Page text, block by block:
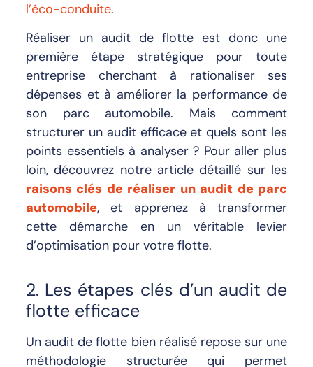
l’éco-conduite.
Réaliser un audit de flotte est donc une
première étape stratégique pour toute
entreprise cherchant à rationaliser ses
dépenses et à améliorer la performance de
son parc automobile. Mais comment
structurer un audit efficace et quels sont les
points essentiels à analyser ? Pour aller plus
loin, découvrez notre article détaillé sur les
raisons clés de réaliser un audit de parc
automobile, et apprenez à transformer
cette démarche en un véritable levier
d’optimisation pour votre flotte.
2. Les étapes clés d’un audit de
flotte efficace
Un audit de flotte bien réalisé repose sur une
méthodologie structurée qui permet